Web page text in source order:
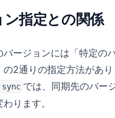
指定との関係
バージョンには「特定の
の2通りの指定方法があ
sync では、同期先のバー
ります。